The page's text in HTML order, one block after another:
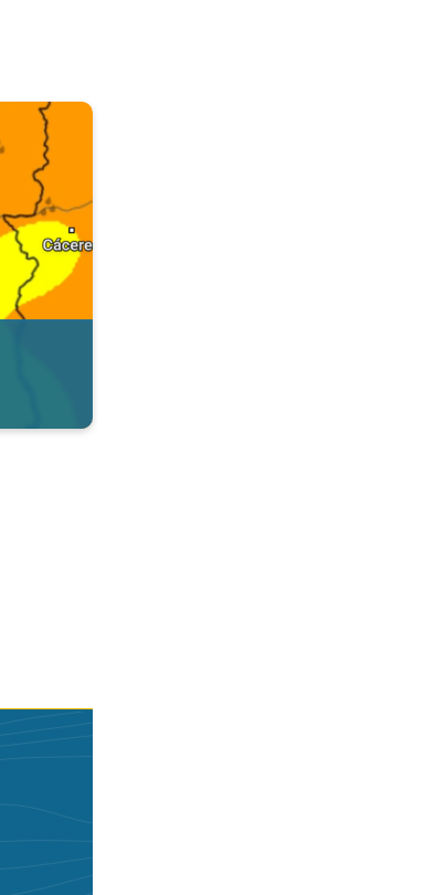
Tempo & Radar. . .